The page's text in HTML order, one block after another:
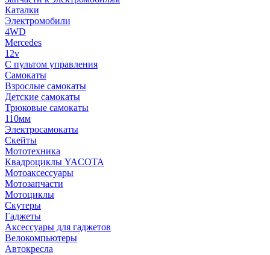
Каталки
Электромобили
4WD
Mercedes
12v
С пультом управления
Самокаты
Взрослые самокаты
Детские самокаты
Трюковые самокаты
110мм
Электросамокаты
Скейты
Мототехника
Квадроциклы YACOTA
Мотоаксессуары
Мотозапчасти
Мотоциклы
Скутеры
Гаджеты
Аксессуары для гаджетов
Велокомпьютеры
Автокресла